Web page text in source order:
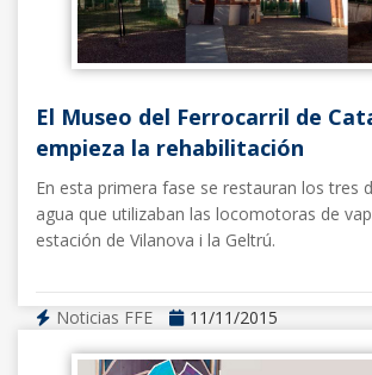
El Museo del Ferrocarril de
empieza la rehabilitación
En esta primera fase se restauran los tres
agua que utilizaban las locomotoras de
estación de Vilanova i la Geltrú.
Noticias FFE 11/11/2015